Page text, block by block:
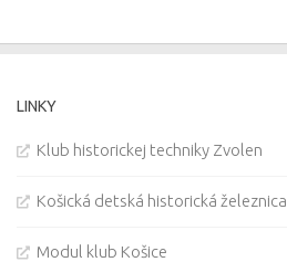
LINKY
Klub historickej techniky Zvolen
Košická detská historická železnica
Modul klub Košice